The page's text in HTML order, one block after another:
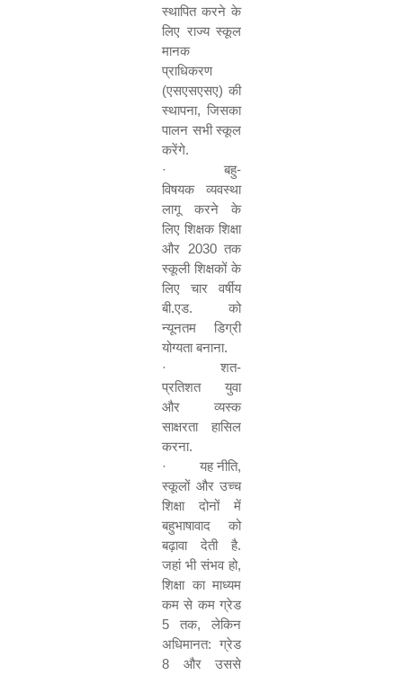
स्थापित करने के
लिए राज्य स्कूल
मानक
प्राधिकरण
(एसएसएसए) की
स्थापना, जिसका
पालन सभी स्कूल
करेंगे.
·
बहु-
विषयक व्यवस्था
लागू करने के
लिए शिक्षक शिक्षा
और 2030तक
स्कूली शिक्षकों के
लिए चार वर्षीय
बी.एड. को
न्यूनतम डिग्री
योग्यता बनाना.
·
शत-
प्रतिशत युवा
और व्यस्क
साक्षरता हासिल
करना.
·
यह नीति,
स्कूलों और उच्च
शिक्षा दोनों में
बहुभाषावाद को
बढ़ावा देती है.
जहां भी संभव हो,
शिक्षा का माध्यम
कम से कम ग्रेड
5 तक, लेकिन
अधिमानत: ग्रेड
8 और उससे